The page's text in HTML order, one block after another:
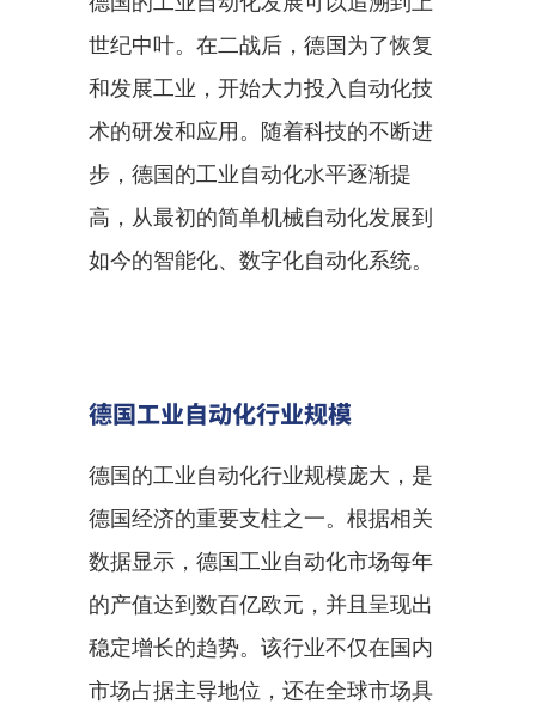
世纪中叶。在二战后，德国为了恢复
和发展工业，开始大力投入自动化技
术的研发和应用。随着科技的不断进
步，德国的工业自动化水平逐渐提
高，从最初的简单机械自动化发展到
如今的智能化、数字化自动化系统。
德国工业自动化行业规模
德国的工业自动化行业规模庞大，是
德国经济的重要支柱之一。根据相关
数据显示，德国工业自动化市场每年
的产值达到数百亿欧元，并且呈现出
稳定增长的趋势。该行业不仅在国内
市场占据主导地位，还在全球市场具